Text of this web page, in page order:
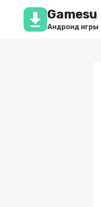
Перейти
содержимому
Gamesu
Андроид игры